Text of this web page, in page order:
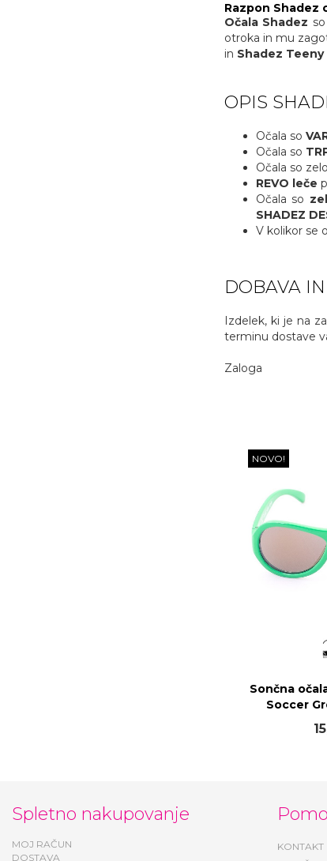
Razpon Shadez
Očala Shadez
otroka in mu
in Shadez Teeny
OPIS
Očala so
Očala so
Očala so zelo
REVO leče
Očala so
SHADEZ
V kolikor se
DOBAVA
Izdelek, ki je na
terminu dostave
Zaloga
NOVO!
Sončna
Soccer
Spletno nakupovanje
MOJ RAČUN
DOSTAVA
KONTAKT